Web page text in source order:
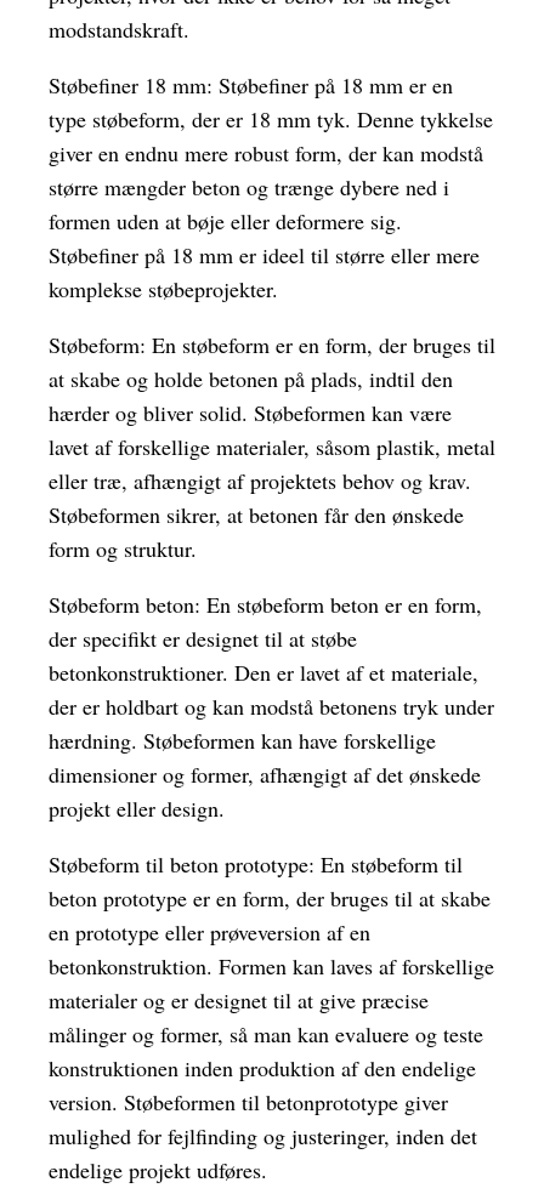
modstandskraft.
Støbefiner 18 mm: Støbefiner på 18 mm er en
type støbeform, der er 18 mm tyk. Denne tykkelse
giver en endnu mere robust form, der kan modstå
større mængder beton og trænge dybere ned i
formen uden at bøje eller deformere sig.
Støbefiner på 18 mm er ideel til større eller mere
komplekse støbeprojekter.
Støbeform: En støbeform er en form, der bruges til
at skabe og holde betonen på plads, indtil den
hærder og bliver solid. Støbeformen kan være
lavet af forskellige materialer, såsom plastik, metal
eller træ, afhængigt af projektets behov og krav.
Støbeformen sikrer, at betonen får den ønskede
form og struktur.
Støbeform beton: En støbeform beton er en form,
der specifikt er designet til at støbe
betonkonstruktioner. Den er lavet af et materiale,
der er holdbart og kan modstå betonens tryk under
hærdning. Støbeformen kan have forskellige
dimensioner og former, afhængigt af det ønskede
projekt eller design.
Støbeform til beton prototype: En støbeform til
beton prototype er en form, der bruges til at skabe
en prototype eller prøveversion af en
betonkonstruktion. Formen kan laves af forskellige
materialer og er designet til at give præcise
målinger og former, så man kan evaluere og teste
konstruktionen inden produktion af den endelige
version. Støbeformen til betonprototype giver
mulighed for fejlfinding og justeringer, inden det
endelige projekt udføres.